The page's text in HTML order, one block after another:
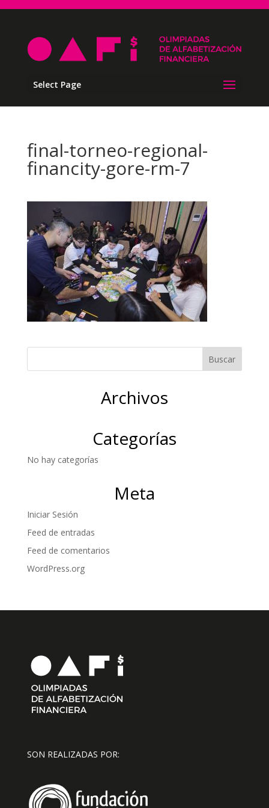
Select Page
final-torneo-regional-
financity-gore-rm-7
Archivos
Categorías
No hay categorías
Meta
Iniciar Sesión
Feed de entradas
Feed de comentarios
WordPress.org
SON REALIZADAS POR: